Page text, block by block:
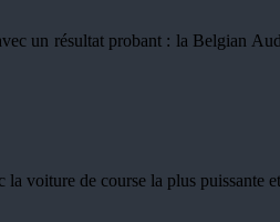
un résultat probant : la Belgian
voiture de course la plus